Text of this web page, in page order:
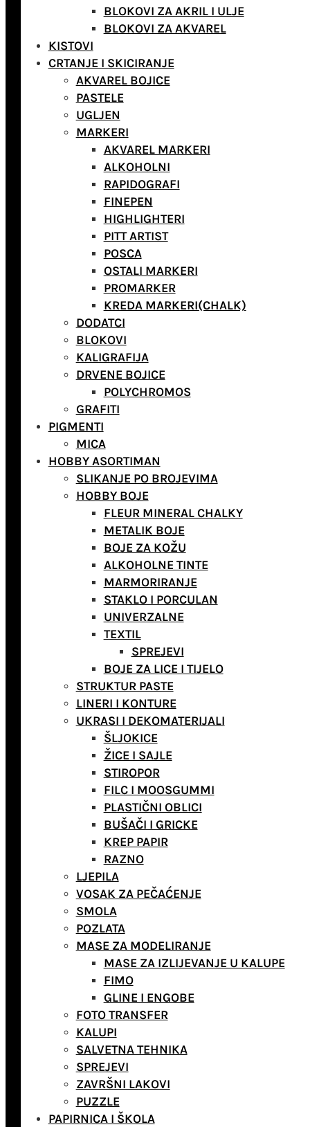
BLOKOVI ZA AKRIL I ULJE
BLOKOVI ZA AKVAREL
KISTOVI
CRTANJE I SKICIRANJE
AKVAREL BOJICE
PASTELE
UGLJEN
MARKERI
AKVAREL MARKERI
ALKOHOLNI
RAPIDOGRAFI
FINEPEN
HIGHLIGHTERI
PITT ARTIST
POSCA
OSTALI MARKERI
PROMARKER
KREDA MARKERI(CHALK)
DODATCI
BLOKOVI
KALIGRAFIJA
DRVENE BOJICE
POLYCHROMOS
GRAFITI
PIGMENTI
MICA
HOBBY ASORTIMAN
SLIKANJE PO BROJEVIMA
HOBBY BOJE
FLEUR MINERAL CHALKY
METALIK BOJE
BOJE ZA KOŽU
ALKOHOLNE TINTE
MARMORIRANJE
STAKLO I PORCULAN
UNIVERZALNE
TEXTIL
SPREJEVI
BOJE ZA LICE I TIJELO
STRUKTUR PASTE
LINERI I KONTURE
UKRASI I DEKOMATERIJALI
ŠLJOKICE
ŽICE I SAJLE
STIROPOR
FILC I MOOSGUMMI
PLASTIČNI OBLICI
BUŠAČI I GRICKE
KREP PAPIR
RAZNO
LJEPILA
VOSAK ZA PEČAĆENJE
SMOLA
POZLATA
MASE ZA MODELIRANJE
MASE ZA IZLIJEVANJE U KALUPE
FIMO
GLINE I ENGOBE
FOTO TRANSFER
KALUPI
SALVETNA TEHNIKA
SPREJEVI
ZAVRŠNI LAKOVI
PUZZLE
PAPIRNICA I ŠKOLA